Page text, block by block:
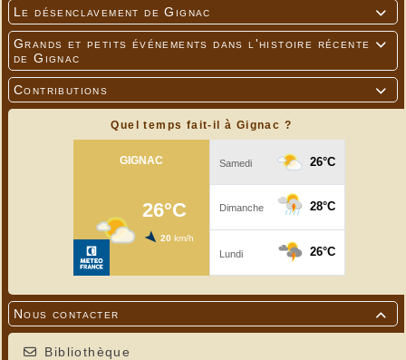

Le désenclavement de Gignac

Grands et petits événements dans l'histoire récente
de Gignac

Contributions
Quel temps fait-il à Gignac ?

Nous contacter
Bibliothèque